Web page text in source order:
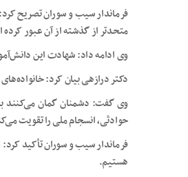
فرماندار سیب و سوران تصریح کرد:
متحدتر از گذشته از آن عبور
وی ادامه داد: شهادت این
دکتر درازهی بیان کرد:
وی گفت: دشمنان گمان می‌کنند
حوادثی، انسجام ملی را تقویت
فرماندار سیب و سوران تأکید
هستیم.